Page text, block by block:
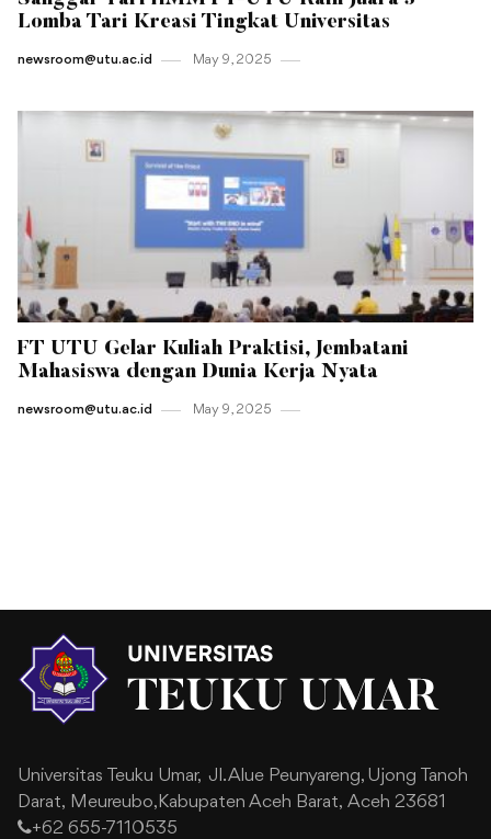
Lomba Tari Kreasi Tingkat Universitas
newsroom@utu.ac.id May 9 , 2025
FT UTU Gelar Kuliah Praktisi, Jembatani
Mahasiswa dengan Dunia Kerja Nyata
newsroom@utu.ac.id May 9 , 2025
Universitas Teuku Umar, Jl. Alue Peunyareng, Ujong Tanoh
Darat, Meureubo,Kabupaten Aceh Barat, Aceh 23681
+62 655-7110535